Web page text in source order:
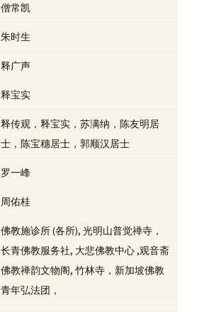
僧常凯
朱时生
释广声
释宝实
释传观，释宝实，苏满纳，陈友明居
士，陈宝穗居士，郭顺汉居士
罗一峰
周佑桂
佛教施诊所 (各所), 光明山普觉禅寺，
长青佛教服务社, 大悲佛教中心 ,观音斋
佛教禅韵文物阁, 竹林寺，新加坡佛教
青年弘法团，